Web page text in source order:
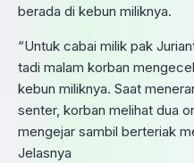
berada di kebun miliknya.
“Untuk cabai milik pak
tadi malam korban
kebun miliknya. Saat
senter, korban melihat dua
mengejar sambil berteriak
Jelasnya